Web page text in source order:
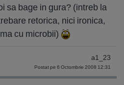
sa bage in gura? (intreb la
retorica, nici ironica,
cu microbii)
a1_23
Postat pe 6 Octombrie 2008 12:31